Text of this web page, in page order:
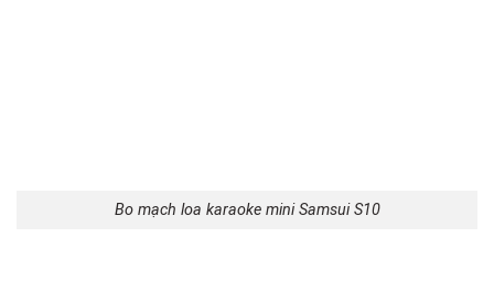
Bo mạch loa karaoke mini Samsui S10